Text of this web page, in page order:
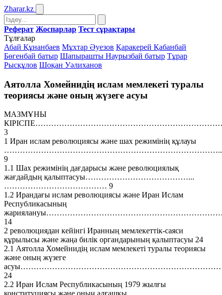
Zharar.kz
Реферат Жоспарлар Тест сұрақтары
Тұлғалар
Абай Құнанбаев Мұхтар Әуезов Қаракерей Қабанбай
Бөгенбай батыр Шапырашты Наурызбай батыр Тұрар
Рысқұлов Шоқан Уәлиханов
Аятолла Хомейнидің ислам мемлекеті туралы
теориясы және оның жүзеге асуы
МАЗМҰНЫ
3
1 Иран ислам революциясы және шах режимінің құлауы
………………………………………………………………………..
9
1.1 Шах режимінің дағдарысы және революциялық
жағдайдың қалыптасуы…………………………………...
………………………………… 9
1.2 Ирандағы ислам революциясы және Иран Ислам
Республикасының
14
2 революциядан кейінгі Иранның мемлекеттік-саяси
құрылысы және жаңа билік органдарының қалыптасуы 24
2.1 Аятолла Хомейнидің ислам мемлекеті туралы теориясы
және оның жүзеге
24
2.2 Иран Ислам Республикасының 1979 жылғы